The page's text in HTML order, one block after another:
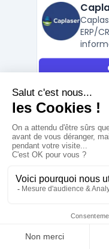
ERP/
Caplaser, se
prestataire
en Occitanie,
complète de
le conseil en
informatiques,
solutions
spécifiques des